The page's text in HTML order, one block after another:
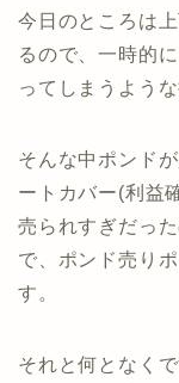
今日のところは
るので、一時的
ってしまうよう
そんな中ポンド
ートカバー(利益
売られすぎだっ
で、ポンド売り
す。
それと何となく